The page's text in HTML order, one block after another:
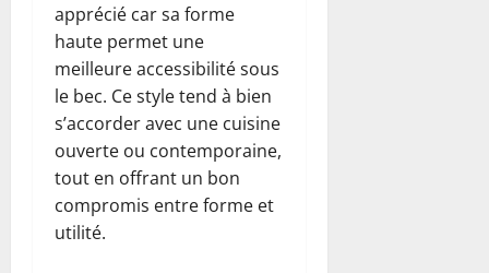
apprécié car sa forme
haute permet une
meilleure accessibilité sous
le bec. Ce style tend à bien
s’accorder avec une cuisine
ouverte ou contemporaine,
tout en offrant un bon
compromis entre forme et
utilité.